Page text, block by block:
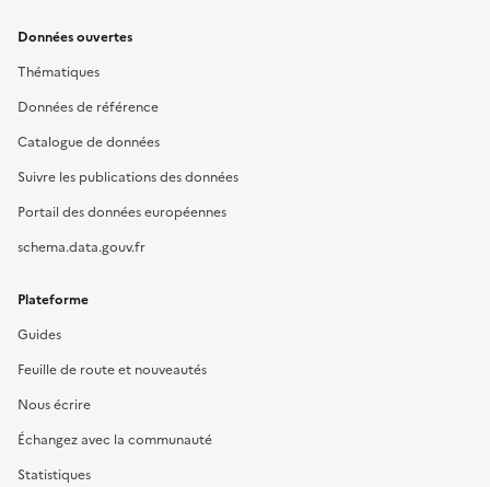
Données ouvertes
Thématiques
Données de référence
Catalogue de données
Suivre les publications des données
Portail des données européennes
schema.data.gouv.fr
Plateforme
Guides
Feuille de route et nouveautés
Nous écrire
Échangez avec la communauté
Statistiques